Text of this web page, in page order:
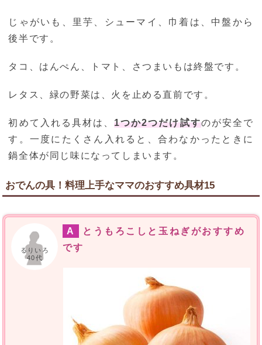
じゃがいも、里芋、シューマイ、巾着は、中盤から
後半です。
タコ、はんぺん、トマト、さつまいもは終盤です。
レタス、緑の野菜は、火を止める直前です。
初めて入れる具材は、1つか2つだけ試すのが安全で
す。一度にたくさん入れると、合わなかったときに
鍋全体が同じ味になってしまいます。
おでんの具！料理上手なママのおすすめ具材15
るりいろ
40代
A
とうもろこしと玉ねぎがおすすめ
です